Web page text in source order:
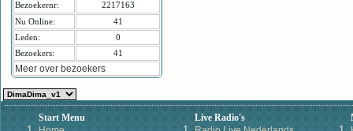
Bezoekernr:
2217163
Nu Online:
41
Leden:
0
Bezoekers:
41
Meer over bezoekers
Start Menu
Live Radio's